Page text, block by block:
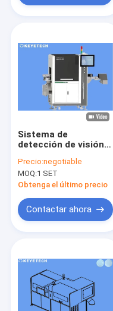
Productos
Sobre nosotros
Sistema de
detección de visión
alta precisión 5kw-
7kw de potencia
Material SS 304
Precio:negotiable
MOQ:1 SET
Obtenga el último precio
Contactar ahora